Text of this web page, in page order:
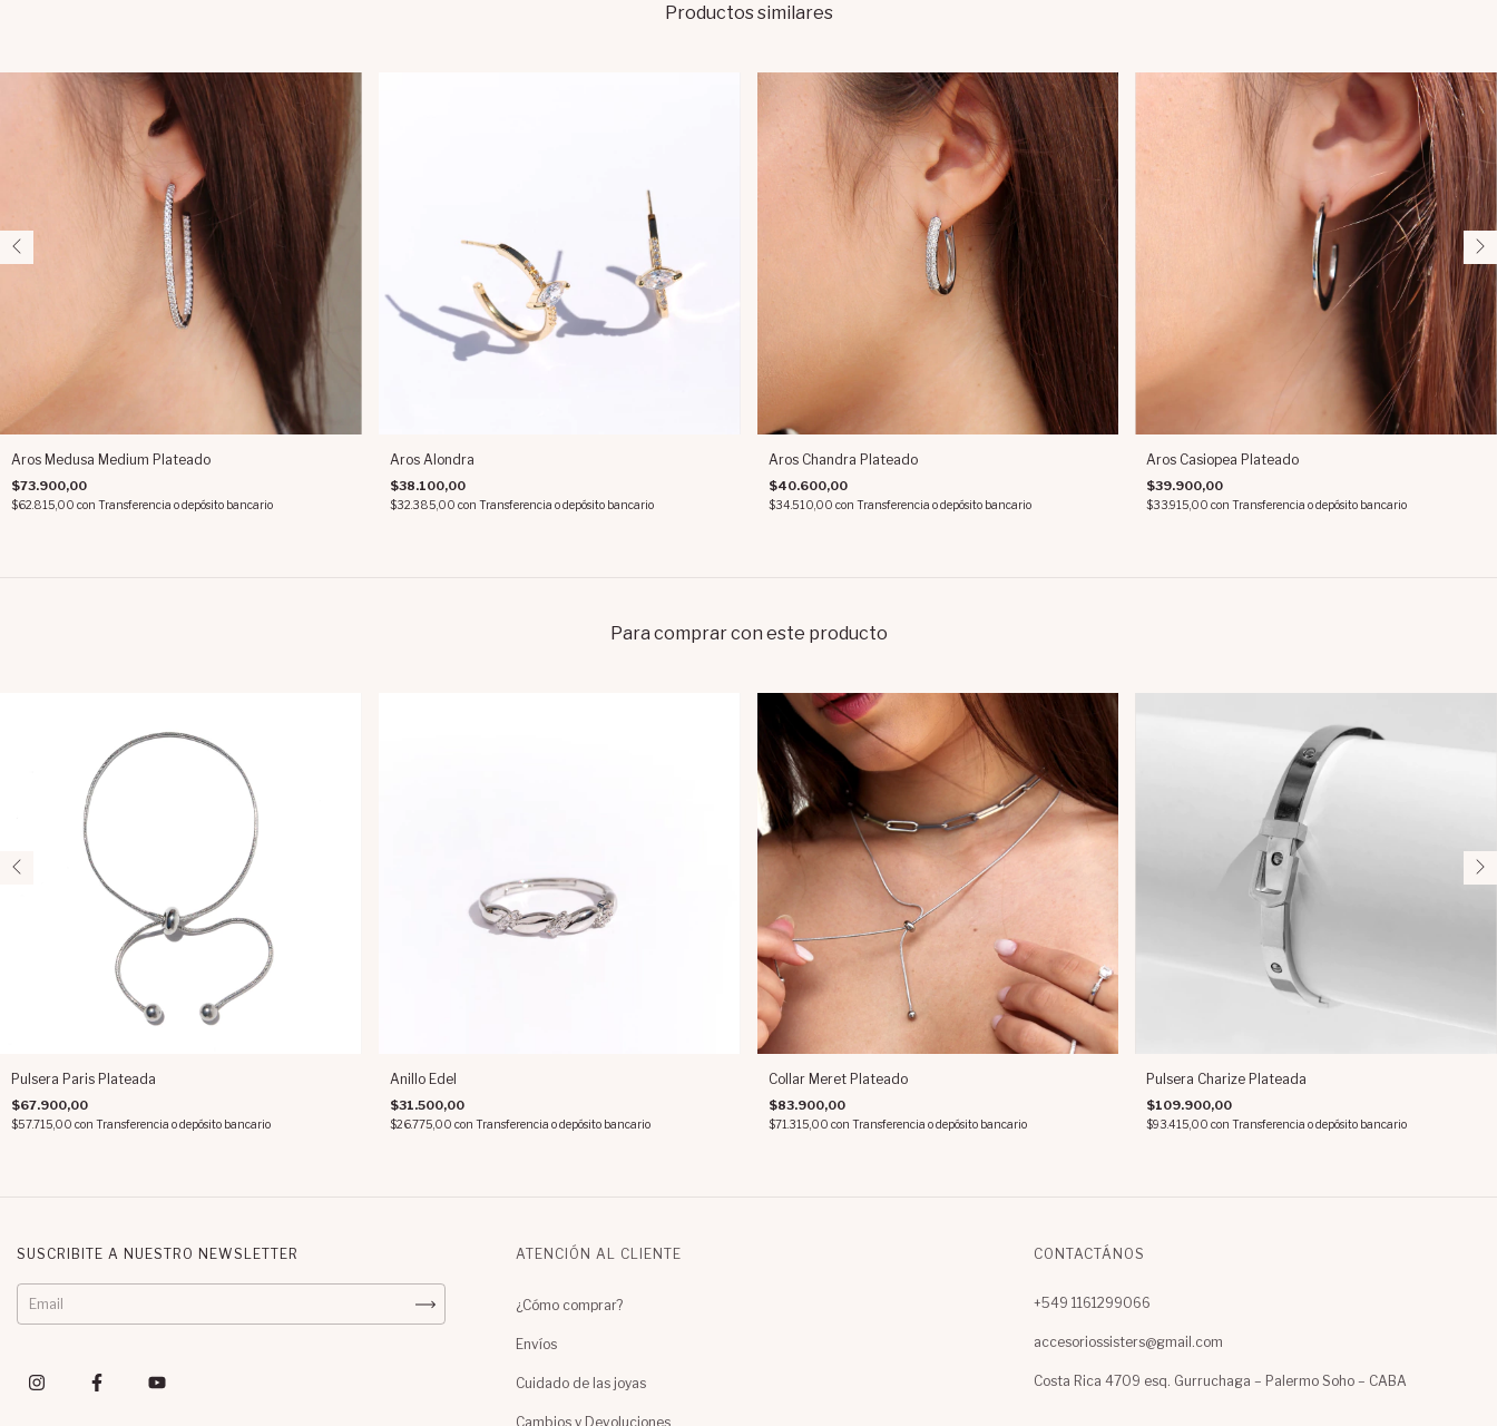
Productos similares
Aros Medusa Medium Plateado
$73.900,00
$62.815,00 con Transferencia o depósito bancario
Aros Alondra
$38.100,00
$32.385,00 con Transferencia o depósito bancario
Aros Chandra Plateado
$40.600,00
$34.510,00 con Transferencia o depósito bancario
Aros Casiopea Plateado
$39.900,00
$33.915,00con Transferencia o depósito bancario
Para comprar con este producto
Pulsera Paris Plateada
$67.900,00
$57.715,00 con Transferencia o depósito bancario
Anillo Edel
$31.500,00
$26.775,00 con Transferencia o depósito bancario
Collar Meret Plateado
$83.900,00
$71.315,00 con Transferencia o depósito bancario
Pulsera Charize Plateada
$109.900,00
$93.415,00con Transferencia o depósito bancario
SUSCRIBITE A NUESTRO NEWSLETTER ATENCIÓN AL CLIENTE
¿Cómo comprar?
Envíos
Cuidado de las joyas
Cambios y Devoluciones
CONTACTÁNOS
+549 1161299066
accesoriossisters@gmail.com
Costa Rica 4709 esq. Gurruchaga – Palermo Soho – CABA